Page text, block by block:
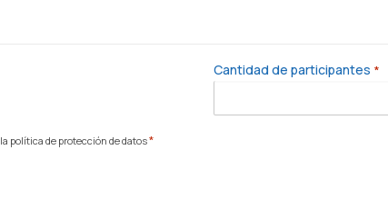
Cantidad de participantes *
política de protección de datos*